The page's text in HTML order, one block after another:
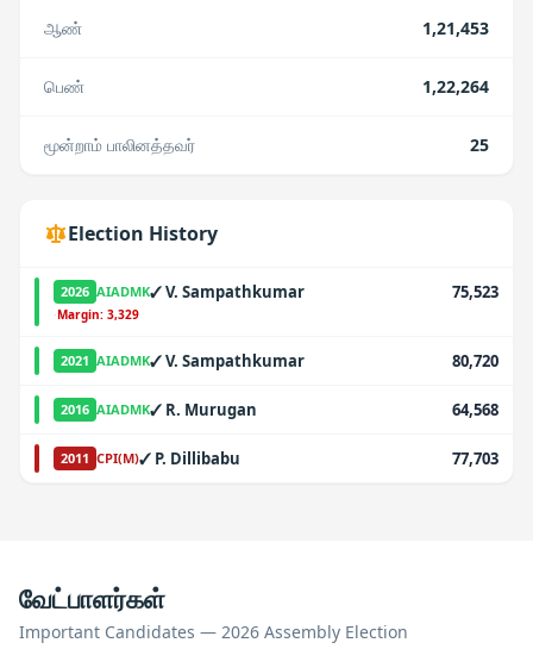
ஆண் 1,21,453
பெண் 1,22,264
மூன்றாம் பாலினத்தவர் 25
Election History
2026 AIADMK✓V. Sampathkumar 75,523
·Margin: 3,329
2021 AIADMK✓V. Sampathkumar 80,720
2016 AIADMK✓ R. Murugan 64,568
2011 CPI(M)✓ P. Dillibabu 77,703
வேட்பாளர்கள்
Important Candidates — 2026 Assembly Election